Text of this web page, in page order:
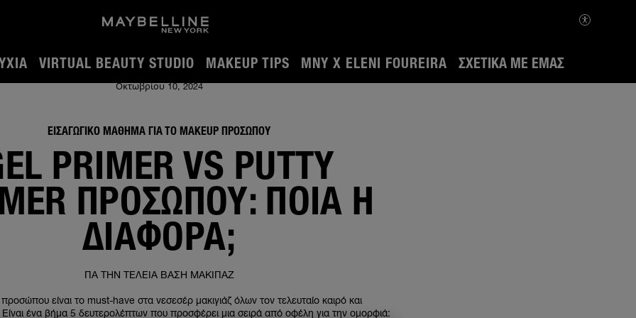
VIRTUAL BEAUTY STUDIO MAKEUP TIPS MNY X ELENI FOUREIRA ΣΧΕΤΙΚΆ ΜΕ ΕΜΆΣ
η διαφορά;
Οκτωβρίου 10, 2024
ΕΙΣΑΓΩΓΙΚΟ ΜΑΘΗΜΑ ΓΙΑ ΤΟ MAKEUP ΠΡΟΣΩΠΟΥ
PRIMER VS PUTTY
ΠΡΟΣΏΠΟΥ: ΠΟΙΑ Η
ΔΙΑΦΟΡΆ;
ΓΙΑ ΤΗΝ ΤΕΛΕΙΑ ΒΑΣΗ ΜΑΚΙΓΙΑΖ
είναι το must-have στα νεσεσέρ μακιγιάζ όλων τον τελευταίο καιρό και
Είναι ένα βήμα 5 δευτερολέπτων που προσφέρει μια σειρά από οφέλη για την ομορφιά: